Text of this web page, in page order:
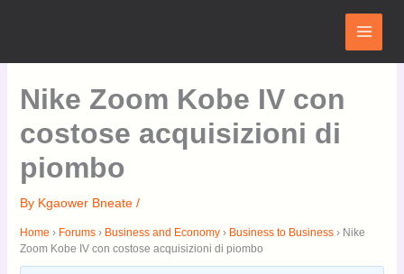
Main
Menu
Nike Zoom Kobe IV con
costose acquisizioni di
piombo
By Kgaower Bneate /
Home › Forums › Business and Economy Business to Business › Nike
Zoom Kobe IV con costose acquisizioni di piombo